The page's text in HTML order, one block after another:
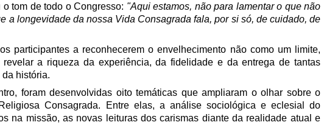
tom de todo o Congresso: "Aqui estamos, não para lamentar o que não
a longevidade da nossa Vida Consagrada fala, por si só, de cuidado, de
participantes a reconhecerem o envelhecimento não como um limite,
a riqueza da experiência, da fidelidade e da entrega de tantas
história.
foram desenvolvidas oito temáticas que ampliaram o olhar sobre o
Consagrada. Entre elas, a análise sociológica e eclesial do
na missão, as novas leituras dos carismas diante da realidade atual e